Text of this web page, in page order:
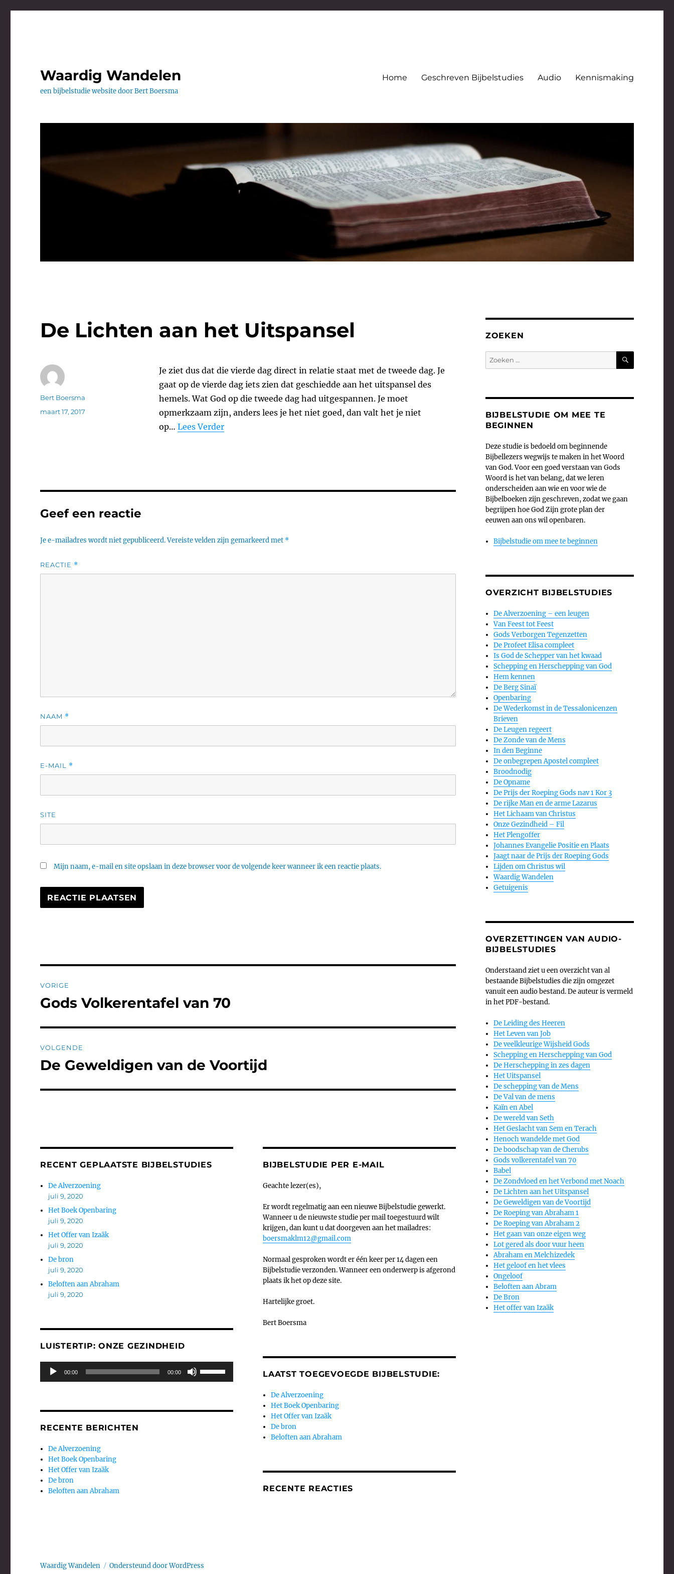
Waardig Wandelen
een bijbelstudie website door Bert Boersma
Home Geschreven Bijbelstudies Audio Kennismaking
De Lichten aan het Uitspansel
Je ziet dus dat die vierde dag direct in relatie staat met de tweede dag. Je
gaat op de vierde dag iets zien dat geschiedde aan het uitspansel des
hemels. Wat God op die tweede dag had uitgespannen. Je moet
opmerkzaam zijn, anders lees je het niet goed, dan valt het je niet
op… Lees Verder
Auteur
Bert Boersma
Geplaatst
maart 17, 2017
Geef een reactie
Je e-mailadres wordt niet gepubliceerd.Vereiste velden zijn gemarkeerd met *
REACTIE *
NAAM *
E-MAIL *
SITE
Mijn naam, e-mail en site opslaan in deze browser voor de volgende keer wanneer ik een reactie plaats.
navigatie
VORIGE
Vorig
Gods Volkerentafel van 70
VOLGENDE
Volgend
De Geweldigen van de Voortijd
RECENT GEPLAATSTE BIJBELSTUDIES
De Alverzoening
juli 9, 2020
Het Boek Openbaring
juli 9, 2020
Het Offer van Izaäk
juli 9, 2020
De bron
juli 9, 2020
Beloften aan Abraham
juli 9, 2020
LUISTERTIP: ONZE GEZINDHEID
Audiospeler
00:00 00:00
het
RECENTE BERICHTEN
De Alverzoening
Het Boek Openbaring
Het Offer van Izaäk
De bron
Beloften aan Abraham
BIJBELSTUDIE PER E-MAIL
Geachte lezer(es),
Er wordt regelmatig aan een nieuwe Bijbelstudie gewerkt.
Wanneer u de nieuwste studie per mail toegestuurd wilt
krijgen, dan kunt u dat doorgeven aan het mailadres:
boersmaklm12@gmail.com
Normaal gesproken wordt er één keer per 14 dagen een
Bijbelstudie verzonden. Wanneer een onderwerp is afgerond
plaats ik het op deze site.
Hartelijke groet.
Bert Boersma
LAATST TOEGEVOEGDE BIJBELSTUDIE:
De Alverzoening
Het Boek Openbaring
Het Offer van Izaäk
De bron
Beloften aan Abraham
RECENTE REACTIES
ZOEKEN
Zoeken
naar:
ZOEKEN
BIJBELSTUDIE OM MEE TE
BEGINNEN
Deze studie is bedoeld om beginnende
Bijbellezers wegwijs te maken in het Woord
van God. Voor een goed verstaan van Gods
Woord is het van belang, dat we leren
onderscheiden aan wie en voor wie de
Bijbelboeken zijn geschreven, zodat we gaan
begrijpen hoe God Zijn grote plan der
eeuwen aan ons wil openbaren.
Bijbelstudie om mee te beginnen
OVERZICHT BIJBELSTUDIES
De Alverzoening – een leugen
Van Feest tot Feest
Gods Verborgen Tegenzetten
De Profeet Elisa compleet
Is God de Schepper van het kwaad
Schepping en Herschepping van God
Hem kennen
De Berg Sinaï
Openbaring
De Wederkomst in de Tessalonicenzen
Brieven
De Leugen regeert
De Zonde van de Mens
In den Beginne
De onbegrepen Apostel compleet
Broodnodig
De Opname
De Prijs der Roeping Gods nav 1 Kor 3
De rijke Man en de arme Lazarus
Het Lichaam van Christus
Onze Gezindheid – Fil
Het Plengoffer
Johannes Evangelie Positie en Plaats
Jaagt naar de Prijs der Roeping Gods
Lijden om Christus wil
Waardig Wandelen
Getuigenis
OVERZETTINGEN VAN AUDIO-
BIJBELSTUDIES
Onderstaand ziet u een overzicht van al
bestaande Bijbelstudies die zijn omgezet
vanuit een audio bestand. De auteur is vermeld
in het PDF-bestand.
De Leiding des Heeren
Het Leven van Job
De veelkleurige Wijsheid Gods
Schepping en Herschepping van God
De Herschepping in zes dagen
Het Uitspansel
De schepping van de Mens
De Val van de mens
Kaïn en Abel
De wereld van Seth
Het Geslacht van Sem en Terach
Henoch wandelde met God
De boodschap van de Cherubs
Gods volkerentafel van 70
Babel
De Zondvloed en het Verbond met Noach
De Lichten aan het Uitspansel
De Geweldigen van de Voortijd
De Roeping van Abraham 1
De Roeping van Abraham 2
Het gaan van onze eigen weg
Lot gered als door vuur heen
Abraham en Melchizedek
Het geloof en het vlees
Ongeloof
Beloften aan Abram
De Bron
Het offer van Izaäk
Waardig Wandelen Ondersteund door WordPress